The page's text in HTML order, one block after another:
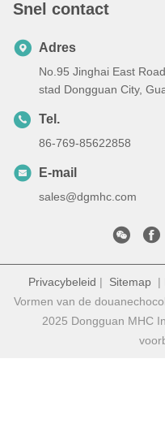
Snel contact
Adres
No.95 Jinghai East
stad Dongguan City,
Tel.
86-769-85622858
E-mail
sales@dgmhc.com
Privacybeleid | Sitemap |
Vormen van de
2025 Dongguan MHC